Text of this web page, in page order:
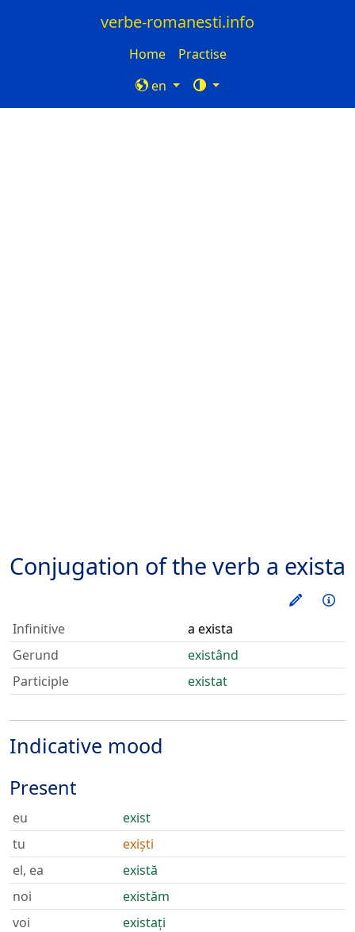
verbe-romanesti.info
Home
Practise
en
Conjugation of the verb a exista
Train
Infinitive
a exista
Gerund
existând
Participle
existat
Indicative mood
Present
eu
exist
tu
exiști
el, ea
există
noi
existăm
voi
existați